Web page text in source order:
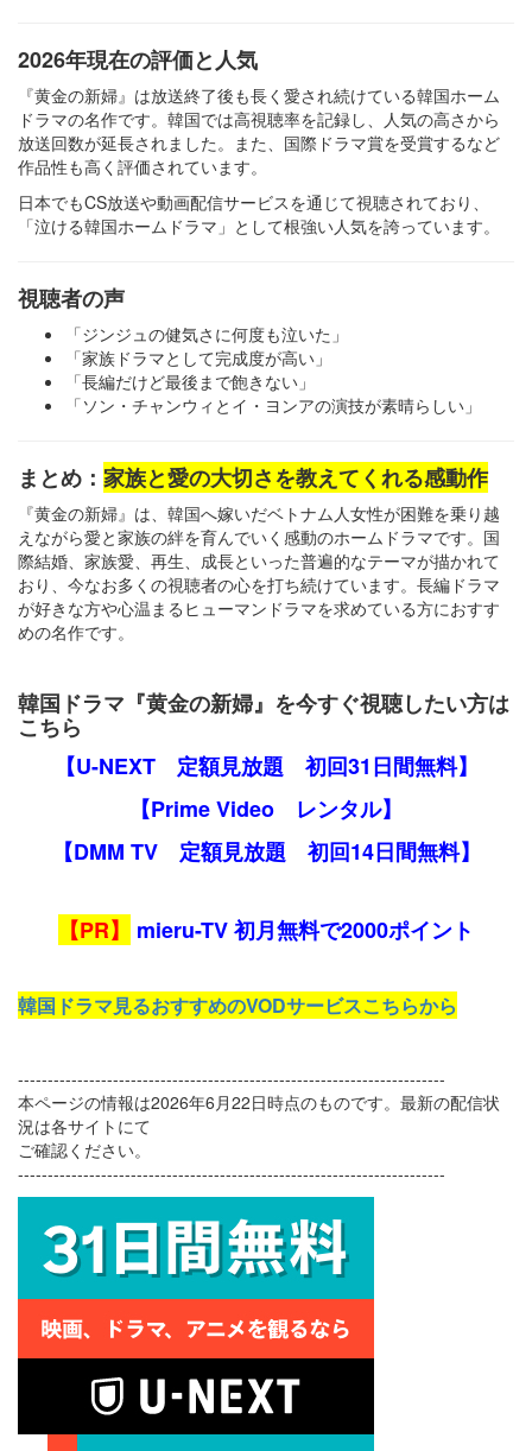
2026年現在の評価と人気
『黄金の新婦』は放送終了後も長く愛され続けている韓国ホーム
ドラマの名作です。韓国では高視聴率を記録し、人気の高さから
放送回数が延長されました。また、国際ドラマ賞を受賞するなど
作品性も高く評価されています。
日本でもCS放送や動画配信サービスを通じて視聴されており、
「泣ける韓国ホームドラマ」として根強い人気を誇っています。
視聴者の声
「ジンジュの健気さに何度も泣いた」
「家族ドラマとして完成度が高い」
「長編だけど最後まで飽きない」
「ソン・チャンウィとイ・ヨンアの演技が素晴らしい」
まとめ： 家族と愛の大切さを教えてくれる感動作
『黄金の新婦』は、韓国へ嫁いだベトナム人女性が困難を乗り越
えながら愛と家族の絆を育んでいく感動のホームドラマです。国
際結婚、家族愛、再生、成長といった普遍的なテーマが描かれて
おり、今なお多くの視聴者の心を打ち続けています。長編ドラマ
が好きな方や心温まるヒューマンドラマを求めている方におすす
めの名作です。
韓国ドラマ『黄金の新婦』を今すぐ視聴したい方は
こちら
【U-NEXT 定額見放題 初回31日間無料】
【Prime Video レンタル】
【DMM TV 定額見放題 初回14日間無料】
【PR】 mieru-TV 初月無料で2000ポイント
韓国ドラマ見るおすすめのVODサービスこちらから
------------------------------------------------------------------------
本ページの情報は2026年6月22日時点のものです。最新の配信状
況は各サイトにて
ご確認ください。
------------------------------------------------------------------------